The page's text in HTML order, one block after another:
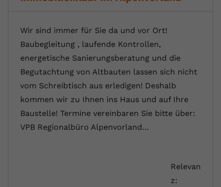
Wir sind immer für Sie da und vor Ort!
Baubegleitung , laufende Kontrollen,
energetische Sanierungsberatung und die
Begutachtung von Altbauten lassen sich nicht
vom Schreibtisch aus erledigen! Deshalb
kommen wir zu Ihnen ins Haus und auf Ihre
Baustelle! Termine vereinbaren Sie bitte über:
VPB Regionalbüro Alpenvorland…
Relevan
z: